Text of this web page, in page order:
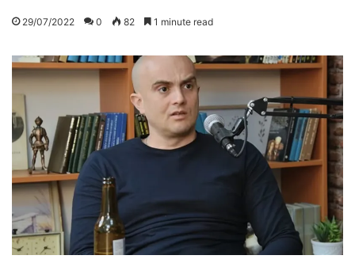
29/07/2022 0 82 1 minute read